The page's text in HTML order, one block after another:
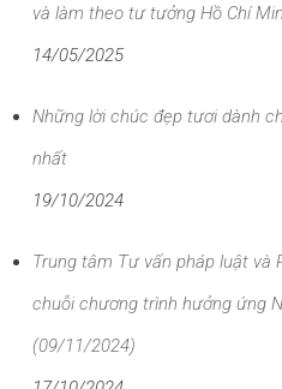
và làm theo tư tưởng Hồ Chí
14/05/2025
Những lời chúc đẹp tươi dành
nhất
19/10/2024
Trung tâm Tư vấn pháp luật và
chuỗi chương trình hưởng ứng
(09/11/2024)